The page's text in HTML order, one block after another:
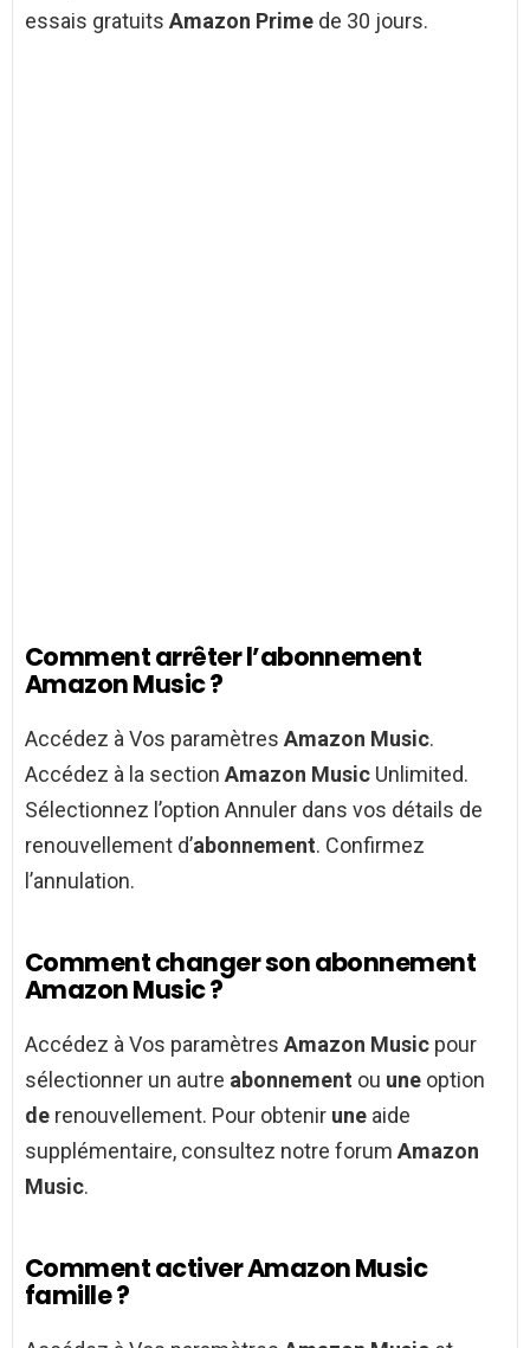
essais gratuits Amazon Prime de 30 jours.
Comment arrêter l’abonnement
Amazon Music ?
Accédez à Vos paramètres Amazon Music.
Accédez à la section Amazon Music Unlimited.
Sélectionnez l’option Annuler dans vos détails de
renouvellement d’abonnement. Confirmez
l’annulation.
Comment changer son abonnement
Amazon Music ?
Accédez à Vos paramètres Amazon Music pour
sélectionner un autre abonnement ou une option
de renouvellement. Pour obtenir une aide
supplémentaire, consultez notre forum Amazon
Music.
Comment activer Amazon Music
famille ?